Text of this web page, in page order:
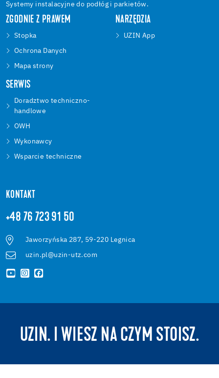
Systemy instalacyjne do podłóg i parkietów.
ZGODNIE Z PRAWEM
Stopka
Ochrona Danych
Mapa strony
NARZĘDZIA
UZIN App
SERWIS
Doradztwo techniczno-
handlowe
OWH
Wykonawcy
Wsparcie techniczne
KONTAKT
+48 76 723 91 50
Jaworzyńska 287, 59-220 Legnica
uzin.pl@uzin-utz.com
UZIN. I WIESZ NA CZYM STOISZ.